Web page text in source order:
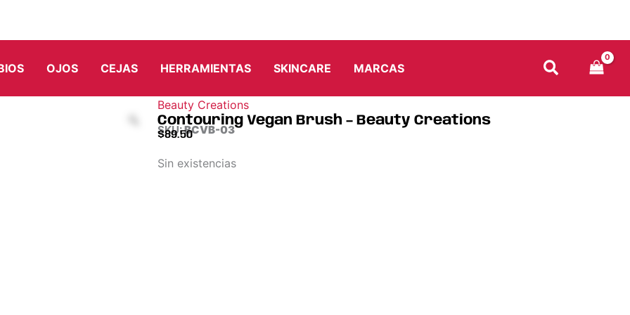
OJOS CEJAS HERRAMIENTAS SKINCARE MARCAS
Beauty Creations
Contouring Vegan Brush – Beauty Creations
SKU:BCVB-03
$89.50
Sin existencias